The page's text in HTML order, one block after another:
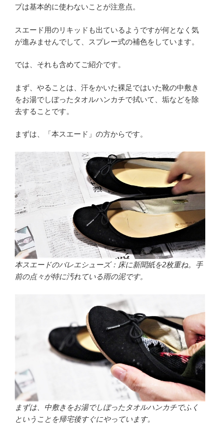
プは基本的に使わないことが注意点。
スエード用のリキッドも出ているようですが何となく気
が進みませんでして、スプレー式の補色をしています。
では、それも含めてご紹介です。
まず、やることは、汗をかいた裸足ではいた靴の中敷き
をお湯でしぼったタオルハンカチで拭いて、垢などを除
去することです。
まずは、「本スエード」の方からです。
本スエードのバレエシューズ：床に新聞紙を2枚重ね。手
前の点々が特に汚れている雨の泥です。
まずは、中敷きをお湯でしぼったタオルハンカチでふく
ということを帰宅後すぐにやっています。